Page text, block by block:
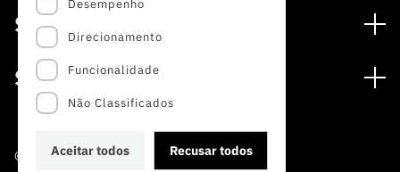
Subscrever Newsletter
Subscrever Direct Mail de Concursos
Agenda
Publicações
Concursos Abertos
Concursos Previstos
Concursos Fechados
Calendarização FCT 2026
Serviços
Serviços digitais: Tecnologia para o Conhecimento
Arquivo, Documentação e Informação
Acesso a dados estatísticos para fins científicos –
Sobre
A FCT
Estudos e Planeamento Estratégico
©2022 · Fundação para a Ciência e a Tecnologia
Desempenho
Direcionamento
Funcionalidade
Não Classificados
Aceitar todos Recusar todos